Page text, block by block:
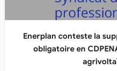
Enerplan conteste la
obligatoire en